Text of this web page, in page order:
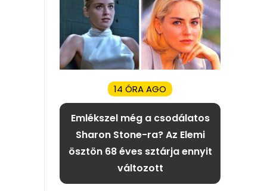
14 ÓRA AGO
Emlékszel még a csodálatos
Sharon Stone-ra? Az Elemi
ösztön 68 éves sztárja ennyit
változott